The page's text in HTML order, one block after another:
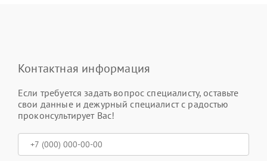
Контактная информация
Если требуется задать вопрос специалисту, оставьте
свои данные и дежурный специалист с радостью
проконсультирует Вас!